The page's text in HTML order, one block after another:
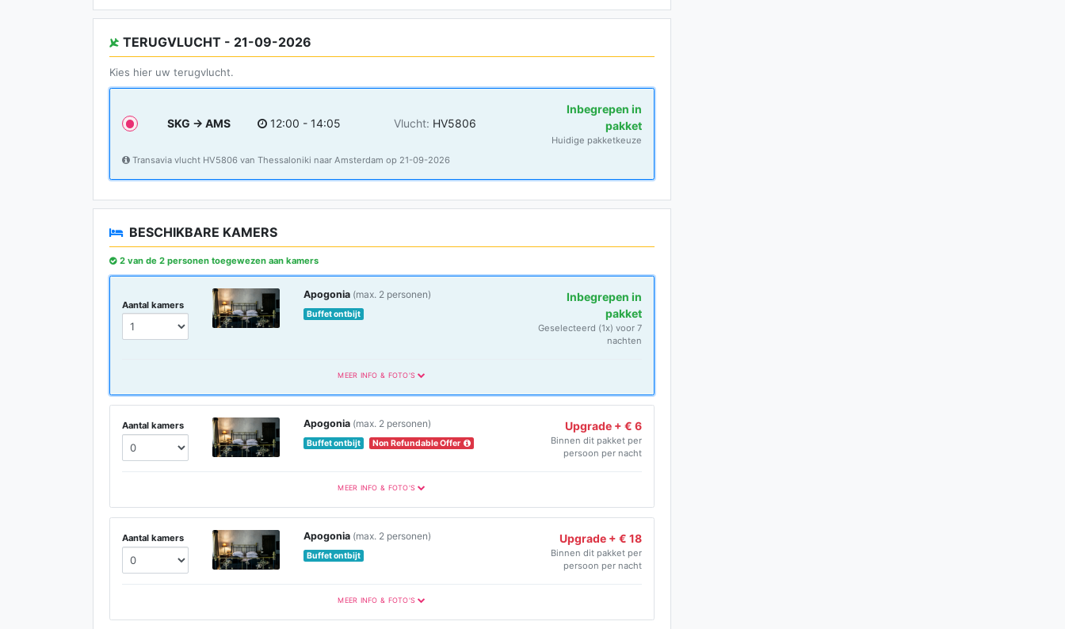
TERUGVLUCHT - 21-09-2026
Kies hier uw terugvlucht.
SKG → AMS 12:00 - 14:05 Vlucht: HV5806
Inbegrepen in
pakket
Huidige pakketkeuze
Transavia vlucht HV5806 van Thessaloniki naar Amsterdam op 21-09-2026
BESCHIKBARE KAMERS
2 van de 2 personen toegewezen aan kamers
Aantal kamers
Apogonia (max. 2 personen)
Buffet ontbijt
Inbegrepen in
pakket
Geselecteerd (1x) voor 7
nachten
MEER INFO & FOTO'S
Aantal kamers Apogonia (max. 2 personen)
Buffet ontbijt Non Refundable Offer
Upgrade + € 6
Binnen dit pakket per
persoon per nacht
MEER INFO & FOTO'S
Aantal kamers Apogonia (max. 2 personen)
Buffet ontbijt
Upgrade + € 18
Binnen dit pakket per
persoon per nacht
MEER INFO & FOTO'S